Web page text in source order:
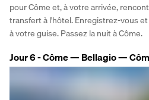
pour Côme et, à votre arrivée,
transfert à l'hôtel. Enregistrez-vous
à votre guise. Passez la nuit à Côme.
Jour 6 - Côme — Bellagio —